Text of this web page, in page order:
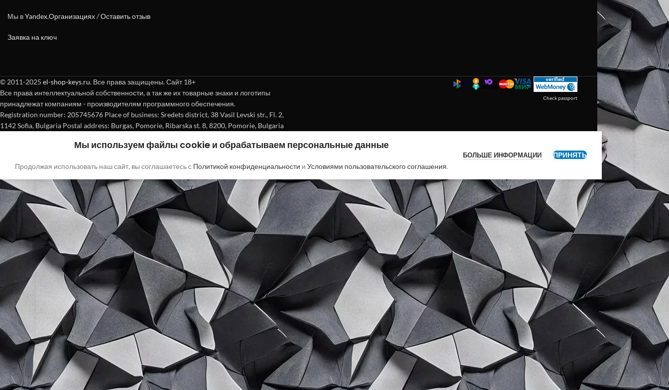
Мы вYandex.Организациях/Оставить отзыв
Заявка на ключ
© 2011-2025 el-shop-keys.ru. Все права защищены. Сайт 18+
Все права интеллектуальной собственности, а так же их товарные знаки и логотипы
принадлежат компаниям - производителям программного обеспечения.
Registration number: 205745676 Place of business: Sredets district, 38 Vasil Levski str., Fl. 2,
1142 Sofia, Bulgaria Postal address: Burgas, Pomorie, Ribarska st. 8, 8200, Pomorie, Bulgaria
Check passport
Мы используем файлы cookie и обрабатываем персональные данные
Продолжая использовать наш сайт, вы соглашаетесь с Политикой конфиденциальности и Условиями пользовательского соглашения.
БОЛЬШЕ ИНФОРМАЦИИ ПРИНЯТЬ